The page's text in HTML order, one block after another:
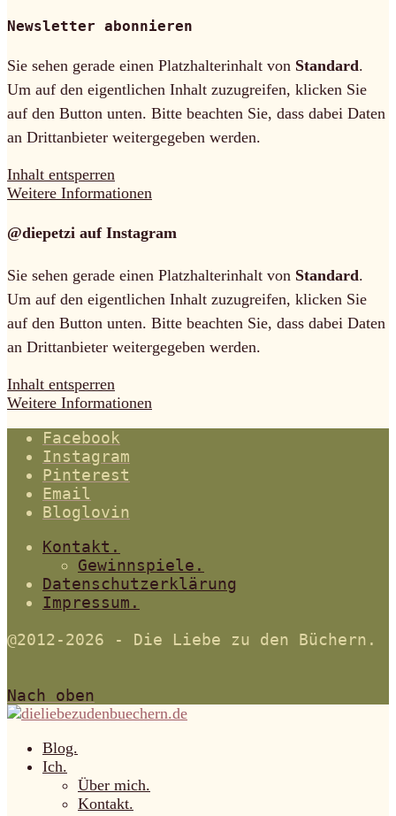
Newsletter abonnieren
Sie sehen gerade einen Platzhalterinhalt von Standard.
Um auf den eigentlichen Inhalt zuzugreifen, klicken Sie
auf den Button unten. Bitte beachten Sie, dass dabei Daten
an Drittanbieter weitergegeben werden.
Inhalt entsperren
Weitere Informationen
@diepetzi auf Instagram
Sie sehen gerade einen Platzhalterinhalt von Standard.
Um auf den eigentlichen Inhalt zuzugreifen, klicken Sie
auf den Button unten. Bitte beachten Sie, dass dabei Daten
an Drittanbieter weitergegeben werden.
Inhalt entsperren
Weitere Informationen
Facebook
Instagram
Pinterest
Email
Bloglovin
Kontakt.
Gewinnspiele.
Datenschutzerklärung
Impressum.
@2012-2026 - Die Liebe zu den Büchern.
Nach oben
Blog.
Ich.
Über mich.
Kontakt.